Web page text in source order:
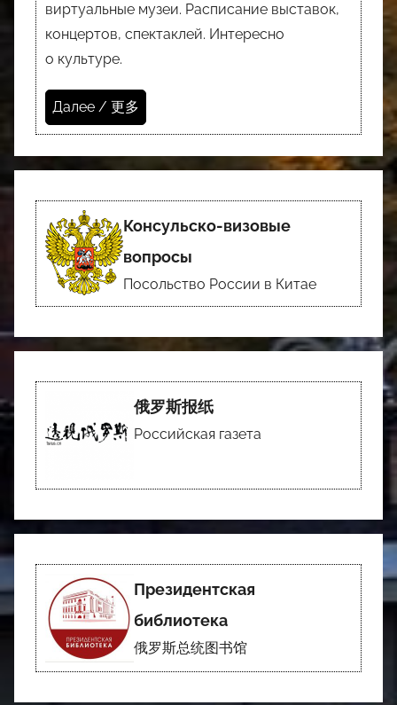
виртуальные музеи. Расписание выставок,
концертов, спектаклей. Интересно
о культуре.
Далее / 更多
Консульско-визовые
вопросы
Посольство России в Китае
俄罗斯报纸
Российская газета
Президентская
библиотека
俄罗斯总统图书馆